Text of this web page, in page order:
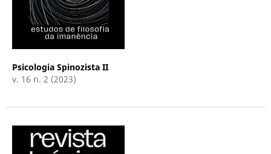
Psicologia Spinozista II
v. 16 n. 2 (2023)